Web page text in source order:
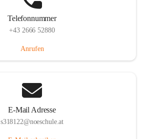
Telefonnummer
+43 2666 52880
Anrufen
E-Mail Adresse
s318122@noeschule.at